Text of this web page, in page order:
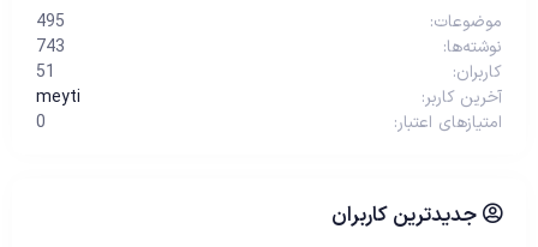
موضوعات
495
نوشته‌ها
743
کاربران
51
آخرین کاربر
meyti
امتیازهای اعتبار
0
جدیدترین کاربران